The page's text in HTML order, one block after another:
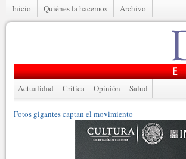
Inicio Quiénes la hacemos Archivo
Actualidad Crítica Opinión Salud
Fotos gigantes captan el movimiento